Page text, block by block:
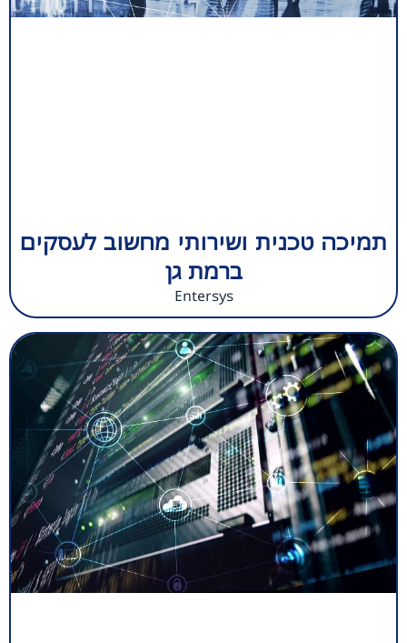
תמיכה טכנית ושירותי מחשוב לעסקים
ברמת גן
Entersys